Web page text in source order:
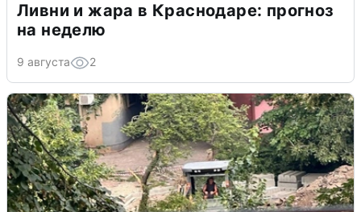
Ливни и жара в Краснодаре: прогноз
на неделю
9 августа 2